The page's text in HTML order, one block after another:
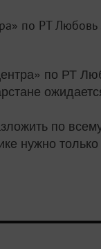
по РТ
по РТ
по
нужно